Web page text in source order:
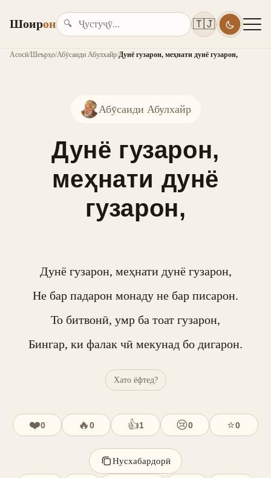
Шоирон 🔍 🇹🇯
Асосӣ/Шеърҳо/Абӯсаиди Абулхайр/Дунё гузарон, меҳнати дунё гузарон,
Абӯсаиди Абулхайр
Дунё гузарон,
меҳнати дунё
гузарон,
Дунё гузарон, меҳнати дунё гузарон,
Не бар падарон монаду не бар писарон.
То битвонӣ, умр ба тоат гузарон,
Бингар, ки фалак чӣ мекунад бо дигарон.
Хато ёфтед?
❤️0 🔥0 👍1 😢0 ⭐0
Нусхабардорӣ